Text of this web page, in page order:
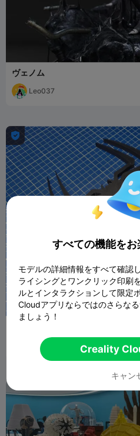
ヴェノム
Leo037

Sdsyc
すべての機能を
モデルの詳細情報をすべて確認
ライシングとワンクリック印刷
ルとインタラクションして限定
Cloudアプリならではのさらな
ましょう！
Creality
キャン